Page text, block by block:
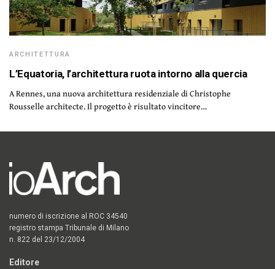
ARCHITETTURA
L’Equatoria, l’architettura ruota intorno alla quercia
A Rennes, una nuova architettura residenziale di Christophe
Rousselle architecte. Il progetto è risultato vincitore…
numero di iscrizione al ROC 34540
registro stampa Tribunale di Milano
n. 822 del 23/12/2004
Editore